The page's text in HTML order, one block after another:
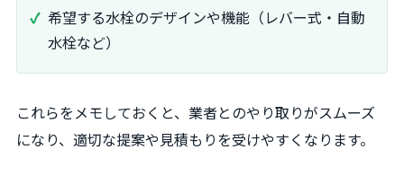
希望する水栓のデザインや機能（レバー式・自動
水栓など）
これらをメモしておくと、業者とのやり取りがスムーズ
になり、適切な提案や見積もりを受けやすくなります。